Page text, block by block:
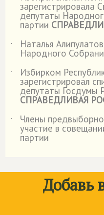
зарегистрировала
депутаты
партии
˙
Наталья
Народного
˙
Избирком
зарегистрировал
депутаты Госдумы
СПРАВЕДЛИВАЯ
˙
Члены
участие в
партии
Добавь